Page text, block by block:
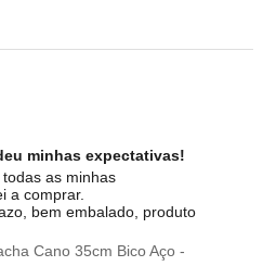
minhas expectativas!
as minhas
a comprar.
bem embalado, produto
Cano 35cm Bico Aço -